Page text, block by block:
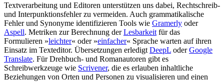
Textverarbeitung und Editoren unterstützen uns dabei, Rechtschreib-
und Interpunktionsfehler zu vermeiden. Auch grammatikalische
Fehler und Synonyme identifizieren Tools wie Gramerly oder
Aspell. Metriken zur Berechnung derLesbarkeit für das
Formulieren »leichter« oder »einfacher« Sprache warten auf ihren
Einsatz im Texteditor. Übersetzungen erledigt DeepL oderGoogle
Translate. Für Drehbuch- und Romanautoren gibt es
Schreibwerkzeuge wie Scrivener, die es erlauben inhaltliche
Beziehungen von Orten und Personen zu visualisieren und einen